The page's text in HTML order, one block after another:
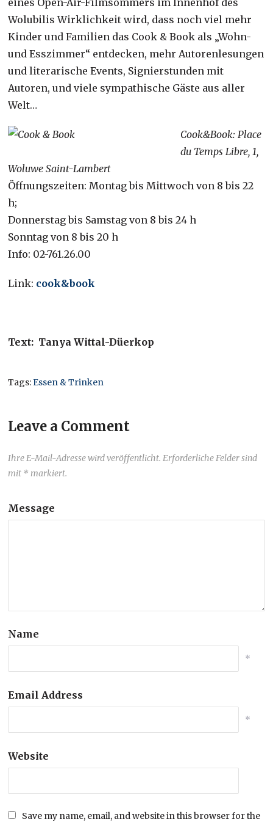
Wolubilis Wirklichkeit wird, dass noch viel mehr
Kinder und Familien das Cook & Book als „Wohn-
und Esszimmer“ entdecken, mehr Autorenlesungen
und literarische Events, Signierstunden mit
Autoren, und viele sympathische Gäste aus aller
Welt…
Cook&Book: Place
du Temps Libre, 1,
Woluwe Saint-Lambert
Öffnungszeiten: Montag bis Mittwoch von 8 bis 22
h;
Donnerstag bis Samstag von 8 bis 24 h
Sonntag von 8 bis 20 h
Info: 02-761.26.00
Link: cook&book
Text: Tanya Wittal-Düerkop
Tags:Essen & Trinken
Leave a Comment
Ihre E-Mail-Adresse wird veröffentlicht. Erforderliche Felder sind
mit * markiert.
Message
Name
*
Email Address
*
Website
Save my name, email, and website in this browser for the